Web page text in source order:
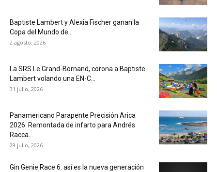
Baptiste Lambert y Alexia Fischer ganan la
Copa del Mundo de...
2 agosto, 2026
La SRS Le Grand-Bornand, corona a Baptiste
Lambert volando una EN-C...
31 julio, 2026
Panamericano Parapente Precisión Arica
2026: Remontada de infarto para Andrés
Racca...
29 julio, 2026
Gin Genie Race 6: así es la nueva generación